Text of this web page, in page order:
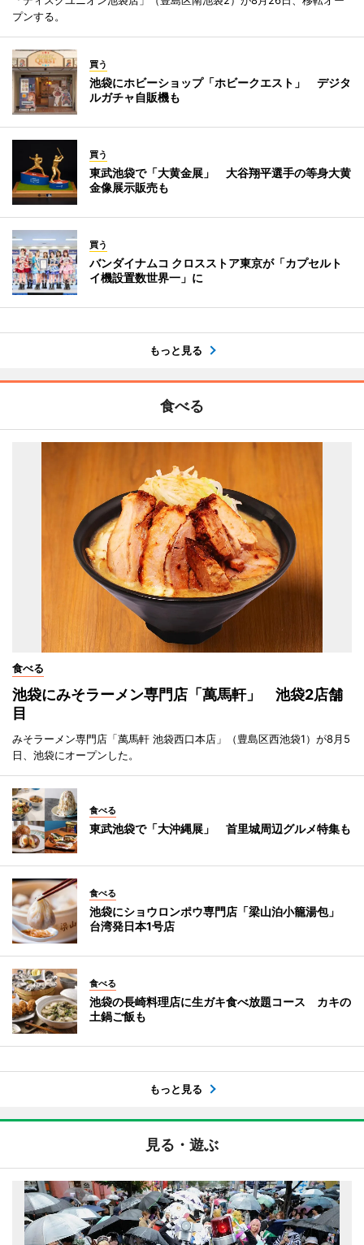
プンする。
買う
池袋にホビーショップ「ホビークエスト」 デジタ
ルガチャ自販機も
買う
東武池袋で「大黄金展」 大谷翔平選手の等身大黄
金像展示販売も
買う
バンダイナムコ クロスストア東京が「カプセルト
イ機設置数世界一」に
もっと見る
食べる
食べる
池袋にみそラーメン専門店「萬馬軒」 池袋2店舗
目
みそラーメン専門店「萬馬軒 池袋西口本店」（豊島区西池袋1）が8月5
日、池袋にオープンした。
食べる
東武池袋で「大沖縄展」 首里城周辺グルメ特集も
食べる
池袋にショウロンポウ専門店「梁山泊小籠湯包」
台湾発日本1号店
食べる
池袋の長崎料理店に生ガキ食べ放題コース カキの
土鍋ご飯も
もっと見る
見る・遊ぶ